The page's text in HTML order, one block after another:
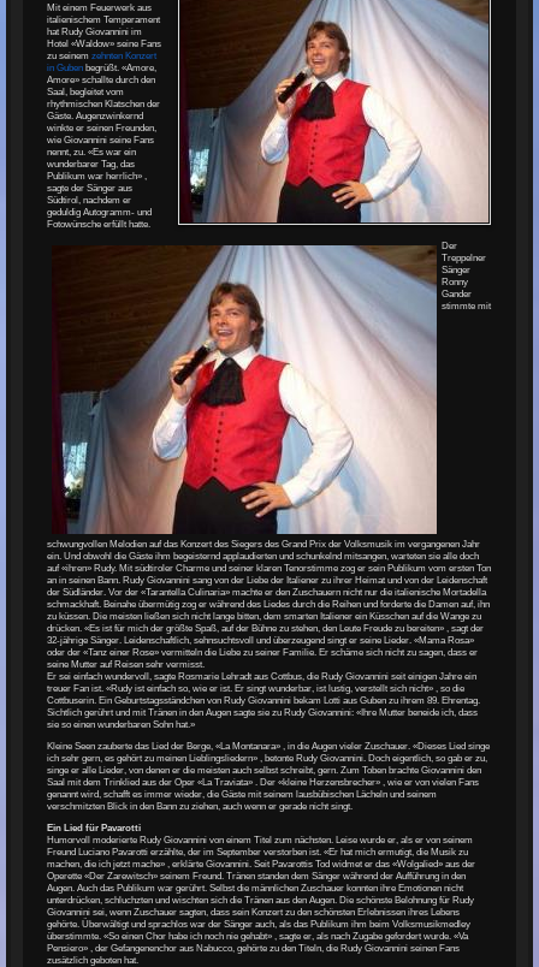
Mit einem Feuerwerk aus
italienischem Temperament
hat Rudy Giovannini im
Hotel «Waldow» seine Fans
zu seinemzehnten Konzert
in Guben begrüßt. «Amore,
Amore» schallte durch den
Saal, begleitet vom
rhythmischen Klatschen der
Gäste. Augenzwinkernd
winkte er seinen Freunden,
wie Giovannini seine Fans
nennt, zu. «Es war ein
wunderbarer Tag, das
Publikum war herrlich» ,
sagte der Sänger aus
Südtirol, nachdem er
geduldig Autogramm- und
Fotowünsche erfüllt hatte.
Der
Treppelner
Sänger
Ronny
Gander
stimmte mit
schwungvollen Melodien auf das Konzert des Siegers des Grand Prix der Volksmusik im vergangenen Jahr
ein. Und obwohl die Gäste ihm begeisternd applaudierten und schunkelnd mitsangen, warteten sie alle doch
auf «ihren» Rudy. Mit südtiroler Charme und seiner klaren Tenorstimme zog er sein Publikum vom ersten Ton
an in seinen Bann. Rudy Giovannini sang von der Liebe der Italiener zu ihrer Heimat und von der Leidenschaft
der Südländer. Vor der «Tarantella Culinaria» machte er den Zuschauern nicht nur die italienische Mortadella
schmackhaft. Beinahe übermütig zog er während des Liedes durch die Reihen und forderte die Damen auf, ihn
zu küssen. Die meisten ließen sich nicht lange bitten, dem smarten Italiener ein Küsschen auf die Wange zu
drücken. «Es ist für mich der größte Spaß, auf der Bühne zu stehen, den Leute Freude zu bereiten» , sagt der
32-jährige Sänger. Leidenschaftlich, sehnsuchtsvoll und überzeugend singt er seine Lieder. «Mama Rosa»
oder der «Tanz einer Rose» vermitteln die Liebe zu seiner Familie. Er schäme sich nicht zu sagen, dass er
seine Mutter auf Reisen sehr vermisst.
Er sei einfach wundervoll, sagte Rosmarie Lehradt aus Cottbus, die Rudy Giovannini seit einigen Jahre ein
treuer Fan ist. «Rudy ist einfach so, wie er ist. Er singt wunderbar, ist lustig, verstellt sich nicht» , so die
Cottbuserin. Ein Geburtstagsständchen von Rudy Giovannini bekam Lotti aus Guben zu ihrem 89. Ehrentag.
Sichtlich gerührt und mit Tränen in den Augen sagte sie zu Rudy Giovannini: «Ihre Mutter beneide ich, dass
sie so einen wunderbaren Sohn hat.»
Kleine Seen zauberte das Lied der Berge, «La Montanara» , in die Augen vieler Zuschauer. «Dieses Lied singe
ich sehr gern, es gehört zu meinen Lieblingsliedern» , betonte Rudy Giovannini. Doch eigentlich, so gab er zu,
singe er alle Lieder, von denen er die meisten auch selbst schreibt, gern. Zum Toben brachte Giovannini den
Saal mit dem Trinklied aus der Oper «La Traviata» . Der «kleine Herzensbrecher» , wie er von vielen Fans
genannt wird, schafft es immer wieder, die Gäste mit seinem lausbübischen Lächeln und seinem
verschmitzten Blick in den Bann zu ziehen, auch wenn er gerade nicht singt.
Ein Lied für Pavarotti
Humorvoll moderierte Rudy Giovannini von einem Titel zum nächsten. Leise wurde er, als er von seinem
Freund Luciano Pavarotti erzählte, der im September verstorben ist. «Er hat mich ermutigt, die Musik zu
machen, die ich jetzt mache» , erklärte Giovannini. Seit Pavarottis Tod widmet er das «Wolgalied» aus der
Operette «Der Zarewitsch» seinem Freund. Tränen standen dem Sänger während der Aufführung in den
Augen. Auch das Publikum war gerührt. Selbst die männlichen Zuschauer konnten ihre Emotionen nicht
unterdrücken, schluchzten und wischten sich die Tränen aus den Augen. Die schönste Belohnung für Rudy
Giovannini sei, wenn Zuschauer sagten, dass sein Konzert zu den schönsten Erlebnissen ihres Lebens
gehörte. Überwältigt und sprachlos war der Sänger auch, als das Publikum ihm beim Volksmusikmedley
überstimmte. «So einen Chor habe ich noch nie gehabt» , sagte er, als nach Zugabe gefordert wurde. «Va
Pensiero» , der Gefangenenchor aus Nabucco, gehörte zu den Titeln, die Rudy Giovannini seinen Fans
zusätzlich geboten hat.